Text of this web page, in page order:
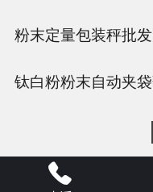
粉末定量包装秤批发
